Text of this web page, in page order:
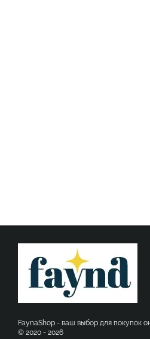
FaynaShop - ваш выбор для покупок
© 2020 - 2026